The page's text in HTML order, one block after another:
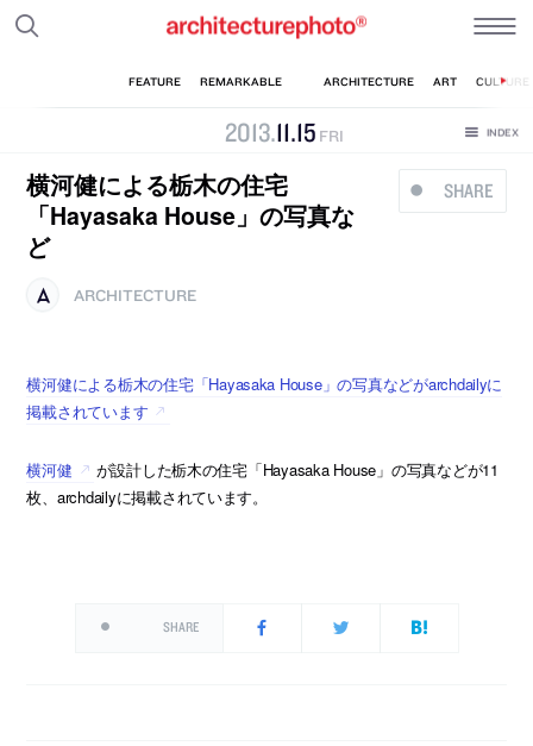
2013.11.15 FRI
SHARE
横河健による栃木の住宅
「Hayasaka House」の写真な
ど
ARCHITECTURE
横河健による栃木の住宅「Hayasaka House」の写真などがarchdailyに
掲載されています
横河健
が設計した栃木の住宅「Hayasaka House」の写真などが11
枚、archdailyに掲載されています。
SHARE